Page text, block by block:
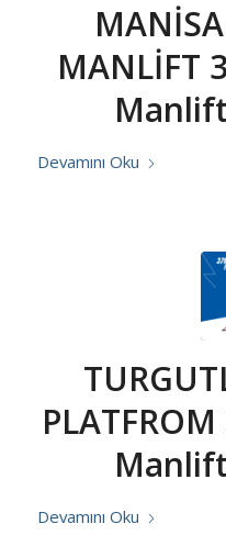
MANLİFT
Devamını Oku
Devamını Oku